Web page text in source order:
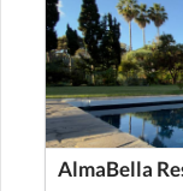
AlmaBella